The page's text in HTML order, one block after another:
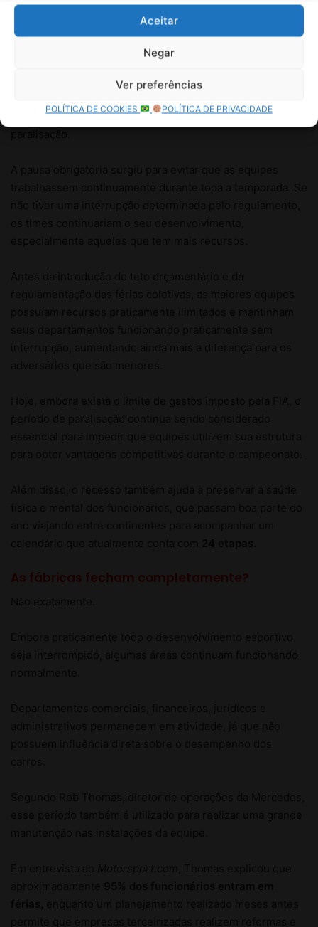
Aceitar
Negar
Ver preferências
POLÍTICA DE COOKIES POLÍTICA DE PRIVACIDADE